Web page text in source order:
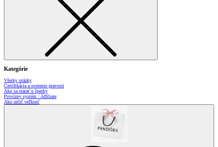
Kategórie
Všetky otázky
Certifikácia a overenie pravosti
Ako sa starať o šperky
Provízny systém / Affiliate
Ako určiť veľkosť